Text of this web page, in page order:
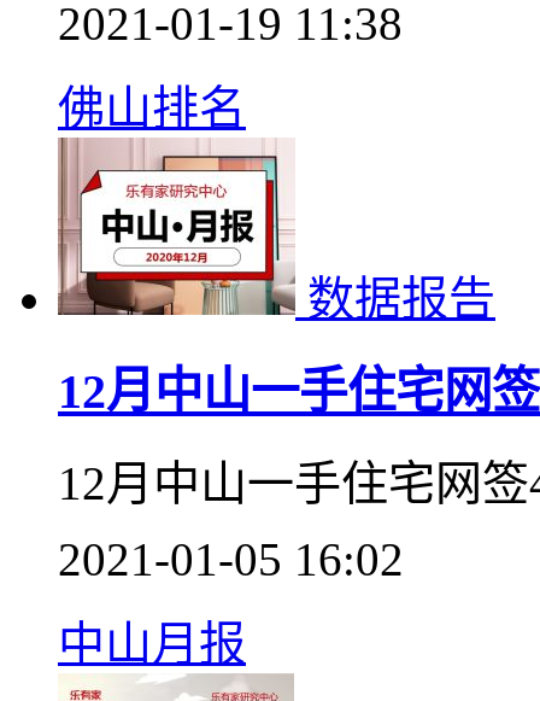
新闻聚焦
佛山挺进新一线 城市
佛山在内地城市榜中
中排名第二。
2021-01-19 11:38
佛山排名